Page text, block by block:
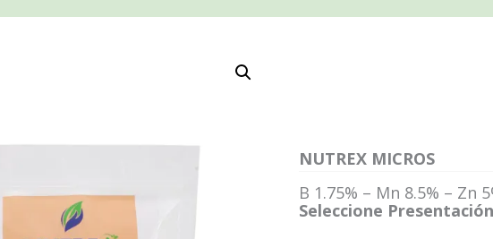
NUTREX MICROS
B 1.75% – Mn 8.5% – Zn
Seleccione